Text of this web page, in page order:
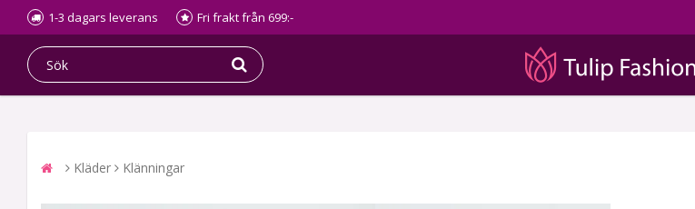
1-3 dagars leverans Fri frakt från 699:-
Kläder Klänningar